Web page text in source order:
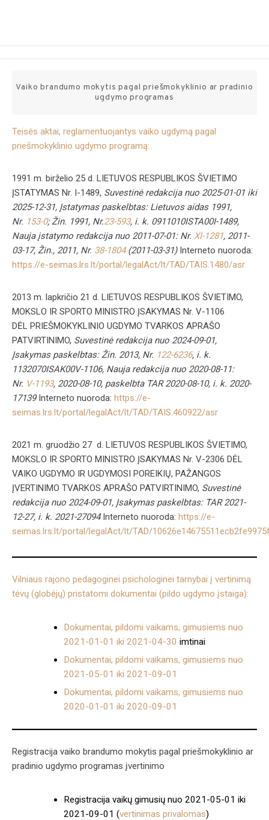
Vaiko brandumo mokytis pagal priešmokyklinio ar pradinio
ugdymo programas
Teisės aktai, reglamentuojantys vaiko ugdymą pagal
priešmokyklinio ugdymo programą:
1991 m. birželio 25 d. LIETUVOS RESPUBLIKOS ŠVIETIMO
ĮSTATYMAS Nr. I-1489, Suvestinė redakcija nuo 2025-01-01 iki
2025-12-31, Įstatymas paskelbtas: Lietuvos aidas 1991,
Nr. 153-0; Žin. 1991, Nr.23-593, i. k. 0911010ISTA00I-1489,
Nauja įstatymo redakcija nuo 2011-07-01: Nr. XI-1281, 2011-
03-17, Žin., 2011, Nr. 38-1804(2011-03-31) Interneto nuoroda:
https://e-seimas.lrs.lt/portal/legalAct/lt/TAD/TAIS.1480/asr
2013 m. lapkričio 21 d. LIETUVOS RESPUBLIKOS ŠVIETIMO,
MOKSLO IR SPORTO MINISTRO ĮSAKYMAS Nr. V-1106
DĖL PRIEŠMOKYKLINIO UGDYMO TVARKOS APRAŠO
PATVIRTINIMO, Suvestinė redakcija nuo 2024-09-01,
Įsakymas paskelbtas: Žin. 2013, Nr. 122-6236, i. k.
1132070ISAK00V-1106, Nauja redakcija nuo 2020-08-11:
Nr. V-1193, 2020-08-10, paskelbta TAR 2020-08-10, i. k. 2020-
17139Interneto nuoroda: https://e-
seimas.lrs.lt/portal/legalAct/lt/TAD/TAIS.460922/asr
2021 m. gruodžio 27 d. LIETUVOS RESPUBLIKOS ŠVIETIMO,
MOKSLO IR SPORTO MINISTRO ĮSAKYMAS Nr. V-2306 DĖL
VAIKO UGDYMO IR UGDYMOSI POREIKIŲ, PAŽANGOS
ĮVERTINIMO TVARKOS APRAŠO PATVIRTINIMO, Suvestinė
redakcija nuo 2024-09-01, Įsakymas paskelbtas: TAR 2021-
12-27, i. k. 2021-27094Interneto nuoroda: https://e-
seimas.lrs.lt/portal/legalAct/lt/TAD/
Vilniaus rajono pedagoginei psichologinei tarnybai į vertinimą
tėvų (globėjų) pristatomi dokumentai (pildo ugdymo įstaiga):
Dokumentai, pildomi vaikams, gimusiems nuo
2021-01-01 iki 2021-04-30 imtinai
Dokumentai, pildomi vaikams, gimusiems nuo
2021-05-01 iki 2021-09-01
Dokumentai, pildomi vaikams, gimusiems nuo
2020-01-01 iki 2020-09-01
Registracija vaiko brandumo mokytis pagal priešmokyklinio ar
pradinio ugdymo programas įvertinimo
Registracija vaikų gimusių nuo 2021-05-01 iki
2021-09-01 (vertinimas privalomas)